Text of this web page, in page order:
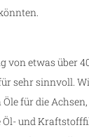
von etwas über
sehr sinnvoll.
für die
Öl- und